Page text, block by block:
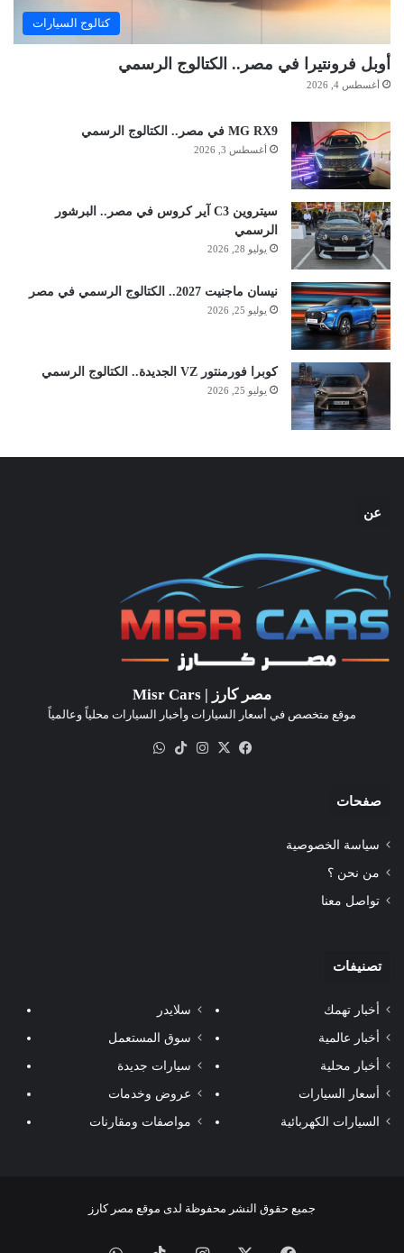
كتالوج السيارات
أوبل فرونتيرا في مصر.. الكتالوج الرسمي
أغسطس 4, 2026
MG RX9 في مصر.. الكتالوج الرسمي
أغسطس 3, 2026
سيتروين C3 آير كروس في مصر.. البرشور
الرسمي
يوليو 28, 2026
نيسان ماجنيت 2027.. الكتالوج الرسمي في مصر
يوليو 25, 2026
كوبرا فورمنتور VZ الجديدة.. الكتالوج الرسمي
يوليو 25, 2026
عن
مصر كارز | Misr Cars
موقع متخصص في أسعار السيارات وأخبار السيارات محلياً وعالمياً
فيسبوك
‫X انستقرام‫TikTok
صفحات
سياسة الخصوصية
من نحن ؟
تواصل معنا
تصنيفات
أخبار تهمك
أخبار عالمية
أخبار محلية
أسعار السيارات
السيارات الكهربائية
سلايدر
سوق المستعمل
سيارات جديدة
عروض وخدمات
مواصفات ومقارنات
جميع حقوق النشر محفوظة لدى موقع مصر كارز